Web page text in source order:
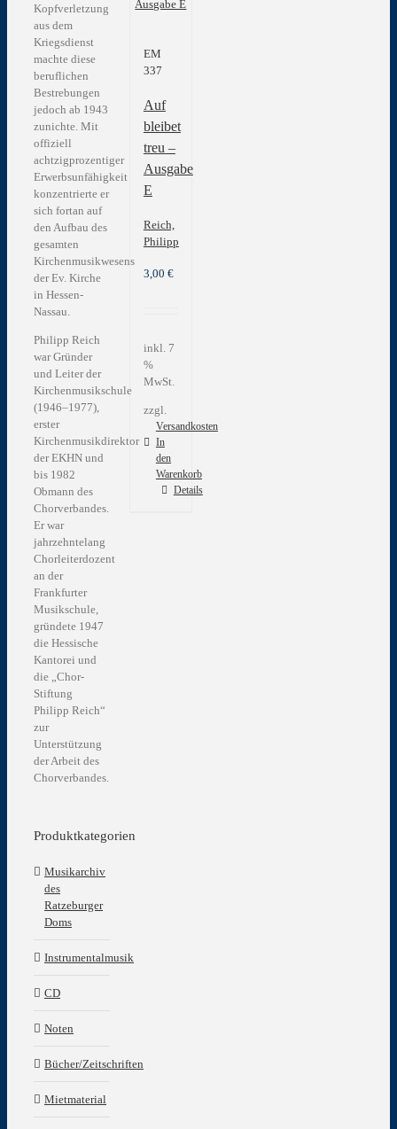
EM
337
Auf
bleibet
treu –
Ausgabe
E
Reich,
Philipp
3,00 €
inkl. 7
%
MwSt.
zzgl.
Versandkosten
In
den
Warenkorb
Details
Kopfverletzung
aus dem
Kriegsdienst
machte diese
beruflichen
Bestrebungen
jedoch ab 1943
zunichte. Mit
offiziell
achtzigprozentiger
Erwerbsunfähigkeit
konzentrierte er
sich fortan auf
den Aufbau des
gesamten
Kirchenmusikwesens
der Ev. Kirche
in Hessen-
Nassau.
Philipp Reich
war Gründer
und Leiter der
Kirchenmusikschule
(1946–1977),
erster
Kirchenmusikdirektor
der EKHN und
bis 1982
Obmann des
Chorverbandes.
Er war
jahrzehntelang
Chorleiterdozent
an der
Frankfurter
Musikschule,
gründete 1947
die Hessische
Kantorei und
die „Chor-
Stiftung
Philipp Reich“
zur
Unterstützung
der Arbeit des
Chorverbandes.
Produktkategorien
Musikarchiv
des
Ratzeburger
Doms
Instrumentalmusik
CD
Noten
Bücher/Zeitschriften
Mietmaterial